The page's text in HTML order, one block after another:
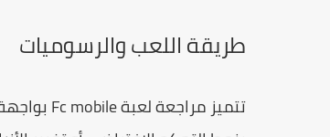
طريقة اللعب والرسوميات
تتميز مراجعة لعبة Fc mobile